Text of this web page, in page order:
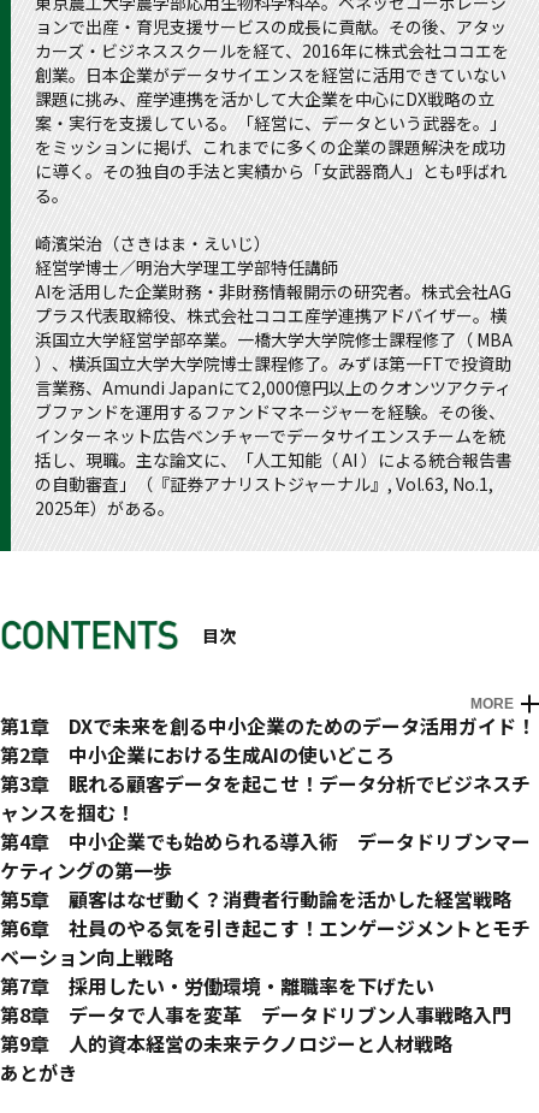
ョンで出産・育児支援サービスの成長に貢献。その後、アタッ
カーズ・ビジネススクールを経て、2016年に株式会社ココエを
創業。日本企業がデータサイエンスを経営に活用できていない
課題に挑み、産学連携を活かして大企業を中心にDX戦略の立
案・実行を支援している。「経営に、データという武器を。」
をミッションに掲げ、これまでに多くの企業の課題解決を成功
に導く。その独自の手法と実績から「女武器商人」とも呼ばれ
る。
崎濱栄治（さきはま・えいじ）
経営学博士／明治大学理工学部特任講師
AIを活用した企業財務・非財務情報開示の研究者。株式会社AG
プラス代表取締役、株式会社ココエ産学連携アドバイザー。横
浜国立大学経営学部卒業。一橋大学大学院修士課程修了（ MBA
）、横浜国立大学大学院博士課程修了。みずほ第一FTで投資助
言業務、Amundi Japanにて2,000億円以上のクオンツアクティ
ブファンドを運用するファンドマネージャーを経験。その後、
インターネット広告ベンチャーでデータサイエンスチームを統
括し、現職。主な論文に、「人工知能（ AI ）による統合報告書
の自動審査」（『証券アナリストジャーナル』, Vol.63, No.1,
2025年）がある。
目次
MORE
第1章 DXで未来を創る中小企業のためのデータ活用ガイド！
1 データ分析超入門 DXで中小企業をアップデート
2 デジタル時代の羅針盤 データで経営を可視化する
3 スモールビジネスのDX DXで中小企業をアップデート
4 データ分析リテラシー DXで中小企業をアップデート
5 成功と失敗は紙一重？ DXの勝敗を分けるポイントとは！
第2章 中小企業における生成AIの使いどころ
1 顧客リスト作成、ターゲット顧客の選定、営業メール作成
を自動化する
2 応募書類の選考、面接日程調整、候補者への連絡などを自
動化する
3 データ入力、請求書処理、議事録作成など、事務作業を自
動化する
4 議事録作成もお任せ！生成AIで効率アップ！
5 AI活用にも責任を！便利さだけでなく倫理も考えたAI活用
を！
第3章 眠れる顧客データを起こせ！データ分析でビジネスチ
ャンスを掴む！
1 顧客心理を読み解く データで顧客体験を最適化 CX（カ
スタマーエクスペリエンス）
2 顧客の声を聞く データから顧客ニーズを深掘り（VOC分
析）
3 ロイヤルカスタマーを育てる LTV向上のためのデータ戦
略
4 顧客インサイトを探る データでペルソナを明確化
5 顧客エンゲージメントを高める データドリブン・マーケ
ティング
第4章 中小企業でも始められる導入術 データドリブンマー
ケティングの第一歩
1 データドリブンマーケティングとは？
2 デジタルマーケティングとデータドリブンマーケティング
の違いは？
3 データドリブンマーケティングを始める３つのステップ
4 データドリブンマーケティングを中小企業で運用するに
は？
5 データドリブンマーケティングを運用する組織構築
第5章 顧客はなぜ動く？消費者行動論を活かした経営戦略
1 顧客はなぜ動く？「消費者行動論」を活かした経営戦略
2 買い物は楽しさ？それとも実用性？顧客の心をつかむ消費
志向とは？
3 顧客の期待を超えるには？「期待不一致モデル」で満足度
アップ！
4 情報が多すぎる！顧客に寄り添う「情報過負荷」対策
第6章 社員のやる気を引き起こす！エンゲージメントとモチ
ベーション向上戦略
1 せっかく手間暇かけて採用した社員が辞めないようにする
にはどうしたらいいですか？
2 ワークモチベーションって何？
3 従業員エンゲージメントって何？
第7章 採用したい・労働環境・離職率を下げたい
1 優秀な人を採用したが何か合わない
2 適切な残業時間は？
3 残業時間は離職率に影響するのか？
第8章 データで人事を変革 データドリブン人事戦略入門
1 社員のエンゲージメントを高めるためにどのようなデータ
をためるべきか？
第9章 人的資本経営の未来テクノロジーと人材戦略
1 多様な人材を活用する ダイバーシティ＆インクルージョ
あとがき